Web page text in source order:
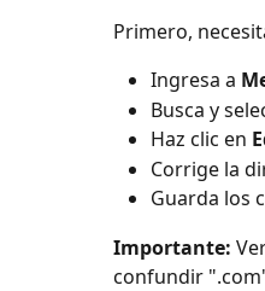
Primero,
Ingresa a
Busca y
Haz clic en
Corrige la
Guarda los
Importante:
confundir